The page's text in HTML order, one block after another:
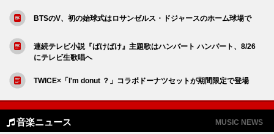
BTSのV、初の始球式はロサンゼルス・ドジャースのホーム球場で
連続テレビ小説『ばけばけ』主題歌はハンバート ハンバート、8/26
にテレビ生歌唱へ
TWICE×「I'm donut ？」コラボドーナツセットが期間限定で登場
音楽ニュース MUSIC NEWS